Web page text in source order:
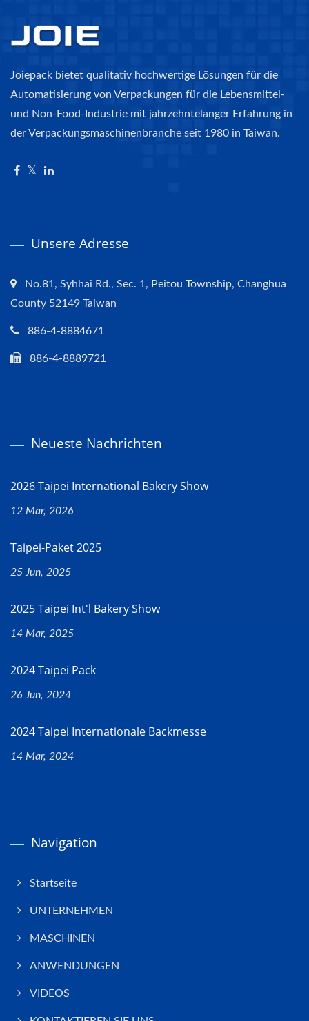
Joiepack bietet qualitativ hochwertige Lösungen für die
Automatisierung von Verpackungen für die Lebensmittel-
und Non-Food-Industrie mit jahrzehntelanger Erfahrung in
der Verpackungsmaschinenbranche seit 1980 in Taiwan.
Unsere Adresse
No.81, Syhhai Rd., Sec. 1, Peitou Township, Changhua
County 52149 Taiwan
886-4-8884671
886-4-8889721
Neueste Nachrichten
2026 Taipei International Bakery Show
12 Mar, 2026
Taipei-Paket 2025
25 Jun, 2025
2025 Taipei Int'l Bakery Show
14 Mar, 2025
2024 Taipei Pack
26 Jun, 2024
2024 Taipei Internationale Backmesse
14 Mar, 2024
Navigation
Startseite
UNTERNEHMEN
MASCHINEN
ANWENDUNGEN
VIDEOS